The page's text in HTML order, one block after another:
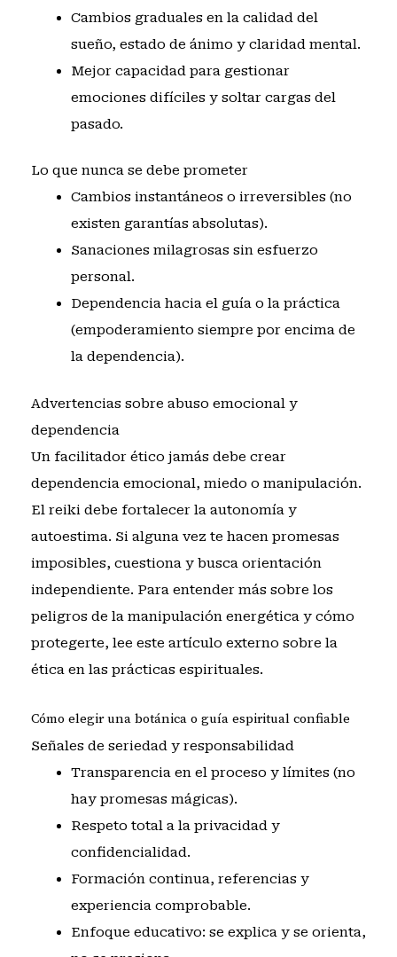
Cambios graduales en la calidad del
sueño, estado de ánimo y claridad mental.
Mejor capacidad para gestionar
emociones difíciles y soltar cargas del
pasado.
Lo que nunca se debe prometer
Cambios instantáneos o irreversibles (no
existen garantías absolutas).
Sanaciones milagrosas sin esfuerzo
personal.
Dependencia hacia el guía o la práctica
(empoderamiento siempre por encima de
la dependencia).
Advertencias sobre abuso emocional y
dependencia
Un facilitador ético jamás debe crear
dependencia emocional, miedo o manipulación.
El reiki debe fortalecer la autonomía y
autoestima. Si alguna vez te hacen promesas
imposibles, cuestiona y busca orientación
independiente. Para entender más sobre los
peligros de la manipulación energética y cómo
protegerte, lee este artículo externo sobre la
ética en las prácticas espirituales.
Cómo elegir una botánica o guía espiritual confiable
Señales de seriedad y responsabilidad
Transparencia en el proceso y límites (no
hay promesas mágicas).
Respeto total a la privacidad y
confidencialidad.
Formación continua, referencias y
experiencia comprobable.
Enfoque educativo: se explica y se orienta,